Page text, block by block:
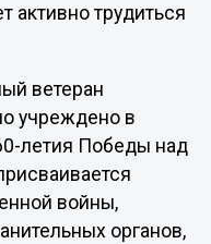
активно трудиться
ветеран
учреждено в
летия Победы над
войны,
органов,